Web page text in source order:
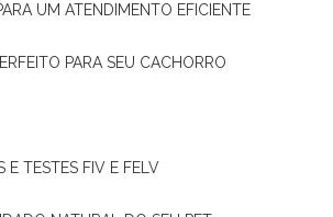
UM ATENDIMENTO EFICIENTE
PARA SEU CACHORRO
E TESTES FIV E FELV